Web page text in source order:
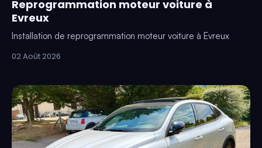
Reprogrammation moteur voiture à
Evreux
Installation de reprogrammation moteur voiture à Evreux
02 Août 2026